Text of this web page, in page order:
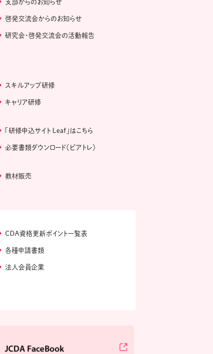
支部からのお知らせ
啓発交流会からのお知らせ
研究会・啓発交流会の活動報告
スキルアップ研修
キャリア研修
「研修申込サイト Leaf」はこちら
必要書類ダウンロード（ピアトレ）
教材販売
CDA資格更新ポイント一覧表
各種申請書類
法人会員企業